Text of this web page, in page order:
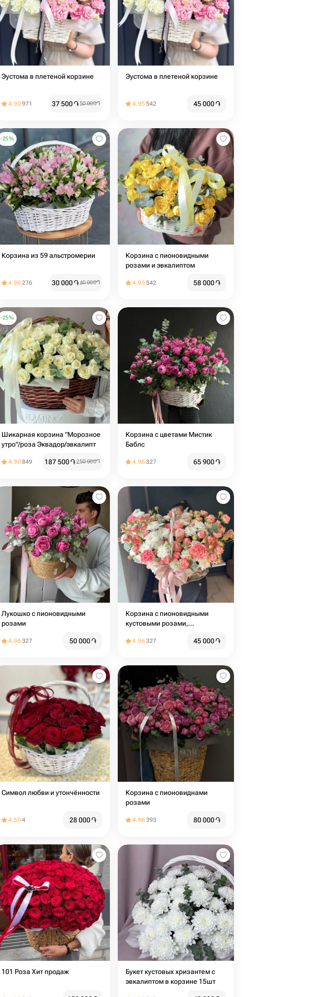
Эустома в плетеной корзине
4.90971 37 500֏50 000֏
Эустома в плетеной корзине
4.95542 45 000֏
-25%
Корзина из 59 альстромерии
4.96276 30 000֏40 000֏
Корзина с пионовидными
розами и эвкалиптом
4.95542 58 000֏
-25%
Шикарная корзина "Морозное
утро"/роза Эквадор/эвкалипт
4.90849 187 500֏250 000֏
Корзина с цветами Мистик
Баблс
4.96327 65 900֏
Лукошко с пионовидными
розами
4.96327 50 000֏
Корзина с пионовидными
кустовыми розами,
4.96327 45 000֏
Символ любви и утончённости
4.504 28 000֏
Корзина с пионовиднами
розами
4.96393 80 000֏
101 Роза Хит продаж
Букет кустовых хризантем с
эвкалиптом в корзине 15шт